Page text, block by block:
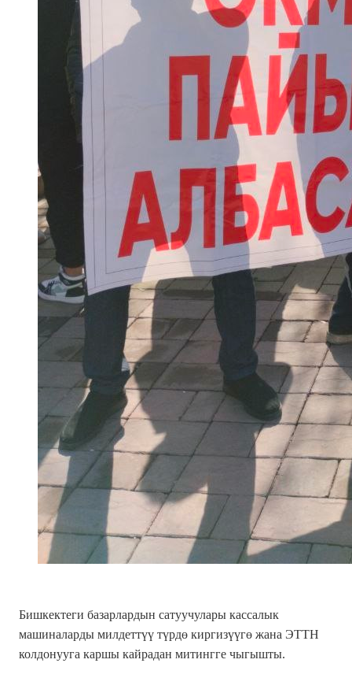
Бишкектеги базарлардын сатуучулары кассалык
машиналарды милдеттүү түрдө киргизүүгө жана ЭТТН
колдонууга каршы кайрадан митингге чыгышты.